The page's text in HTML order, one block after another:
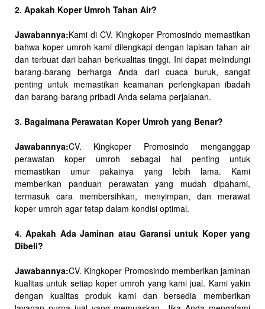
2. Apakah Koper Umroh Tahan Air?
Jawabannya:Kami di CV. Kingkoper Promosindo memastikan
bahwa koper umroh kami dilengkapi dengan lapisan tahan air
dan terbuat dari bahan berkualitas tinggi. Ini dapat melindungi
barang-barang berharga Anda dari cuaca buruk, sangat
penting untuk memastikan keamanan perlengkapan ibadah
dan barang-barang pribadi Anda selama perjalanan.
3. Bagaimana Perawatan Koper Umroh yang Benar?
Jawabannya:CV. Kingkoper Promosindo menganggap
perawatan koper umroh sebagai hal penting untuk
memastikan umur pakainya yang lebih lama. Kami
memberikan panduan perawatan yang mudah dipahami,
termasuk cara membersihkan, menyimpan, dan merawat
koper umroh agar tetap dalam kondisi optimal.
4. Apakah Ada Jaminan atau Garansi untuk Koper yang
Dibeli?
Jawabannya:CV. Kingkoper Promosindo memberikan jaminan
kualitas untuk setiap koper umroh yang kami jual. Kami yakin
dengan kualitas produk kami dan bersedia memberikan